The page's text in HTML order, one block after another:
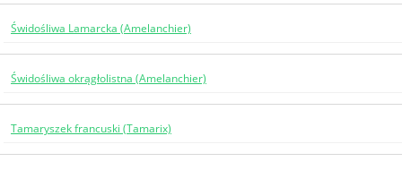
Świdośliwa Lamarcka (Amelanchier)
Świdośliwa okrągłolistna (Amelanchier)
Tamaryszek francuski (Tamarix)